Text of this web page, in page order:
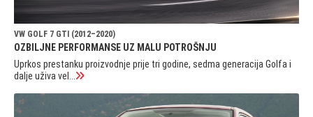
VW GOLF 7 GTI (2012–2020)
OZBILJNE PERFORMANSE UZ MALU POTROŠNJU
Uprkos prestanku proizvodnje prije tri godine, sedma generacija Golfa i
dalje uživa vel...